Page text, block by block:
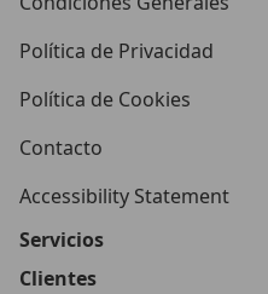
Política de Privacidad
Política de Cookies
Contacto
Accessibility Statement
Servicios
Clientes